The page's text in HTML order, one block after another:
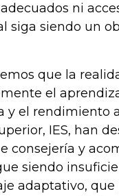
ni
siga siendo un
que la
el
y el rendimiento
IES, han
consejería y
siendo
adaptativo,